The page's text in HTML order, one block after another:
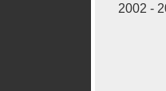
2002 -